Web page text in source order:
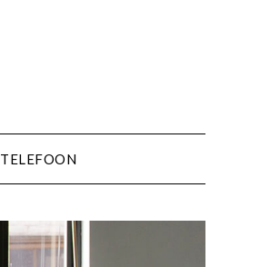
TELEFOON